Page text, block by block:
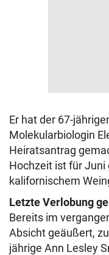
Er hat der 67-
Molekularbiologin
Heiratsantrag
Hochzeit ist für
kalifornischem
Letzte Verlobung
Bereits im
Absicht geäußert,
jährige Ann Lesley